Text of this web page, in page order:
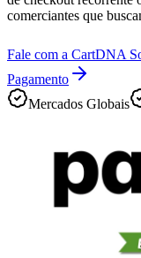
comerciantes que
Fale com a CartDNA
Pagamento
Mercados Globais